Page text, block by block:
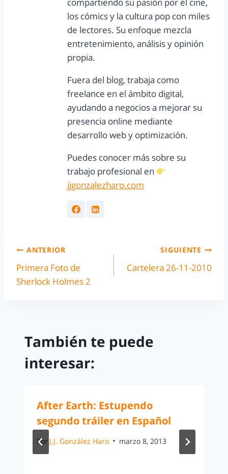
compartiendo su pasión por el cine,
los cómics y la cultura pop con miles
de lectores. Su enfoque mezcla
entretenimiento, análisis y opinión
propia.
Fuera del blog, trabaja como
freelance en el ámbito digital,
ayudando a negocios a mejorar su
presencia online mediante
desarrollo web y optimización.
Puedes conocer más sobre su
trabajo profesional en
jjgonzalezharo.com
ANTERIOR
Primera Foto de
Sherlock Holmes 2
SIGUIENTE
Cartelera 26-11-2010
También te puede
interesar:
After Earth: Estupendo
segundo tráiler en Español
Por J.J. González Haro marzo 8, 2013